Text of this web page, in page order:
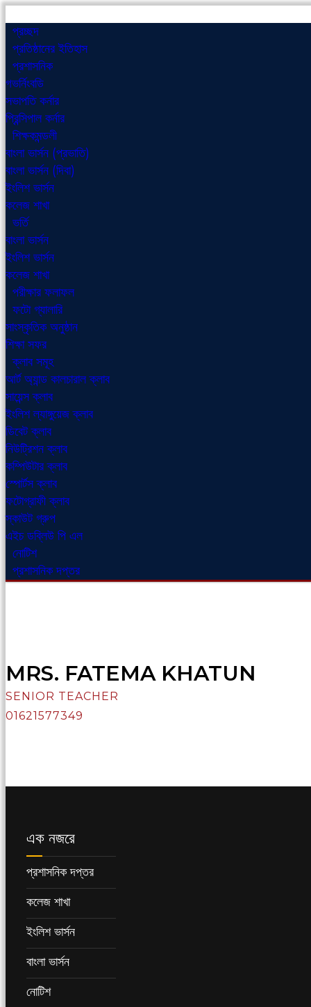
প্রচ্ছদ
প্রতিষ্ঠানের ইতিহাস
প্রশাসনিক
গভর্নিংবডি
সভাপতি কর্নার
প্রিন্সিপাল কর্নার
শিক্ষকমন্ডলী
বাংলা ভার্সন (প্রভাতি)
বাংলা ভার্সন (দিবা)
ইংলিশ ভার্সন
কলেজ শাখা
ভর্তি
বাংলা ভার্সন
ইংলিশ ভার্সন
কলেজ শাখা
পরীক্ষার ফলাফল
ফটো গ্যালারি
সাংস্কৃতিক অনুষ্ঠান
শিক্ষা সফর
ক্লাব সমূহ
আর্ট অ্যান্ড কালচারাল ক্লাব
সায়েন্স ক্লাব
ইংলিশ ল্যাঙ্গুয়েজ ক্লাব
ডিবেট ক্লাব
নিউট্রিশন ক্লাব
কম্পিউটার ক্লাব
স্পোর্টস ক্লাব
ফটোগ্রাফী ক্লাব
স্কাউট গ্রুপ
এইচ ডব্লিউ পি এল
নোটিশ
প্রশাসনিক দপ্তর
MRS. FATEMA KHATUN
SENIOR TEACHER
01621577349
এক নজরে
প্রশাসনিক দপ্তর
কলেজ শাখা
ইংলিশ ভার্সন
বাংলা ভার্সন
নোটিশ